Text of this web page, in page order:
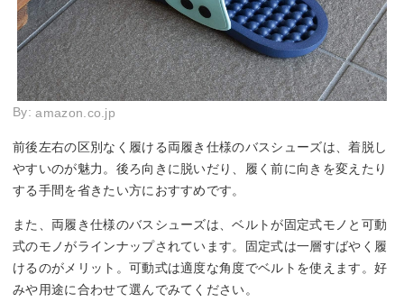
By:amazon.co.jp
前後左右の区別なく履ける両履き仕様のバスシューズは、着脱し
やすいのが魅力。後ろ向きに脱いだり、履く前に向きを変えたり
する手間を省きたい方におすすめです。
また、両履き仕様のバスシューズは、ベルトが固定式モノと可動
式のモノがラインナップされています。固定式は一層すばやく履
けるのがメリット。可動式は適度な角度でベルトを使えます。好
みや用途に合わせて選んでみてください。